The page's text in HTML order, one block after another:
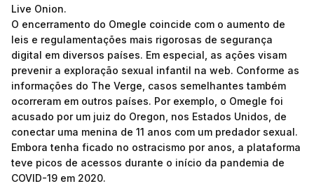
Live Onion.
O encerramento do Omegle coincide com o aumento de
leis e regulamentações mais rigorosas de segurança
digital em diversos países. Em especial, as ações visam
prevenir a exploração sexual infantil na web. Conforme as
informações do The Verge, casos semelhantes também
ocorreram em outros países. Por exemplo, o Omegle foi
acusado por um juiz do Oregon, nos Estados Unidos, de
conectar uma menina de 11 anos com um predador sexual.
Embora tenha ficado no ostracismo por anos, a plataforma
teve picos de acessos durante o início da pandemia de
COVID-19 em 2020.